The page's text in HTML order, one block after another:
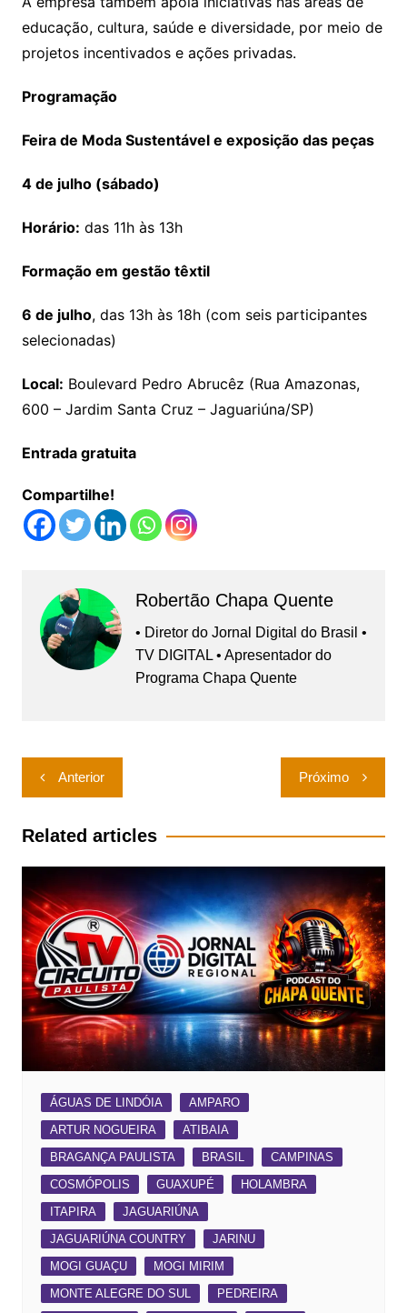
educação, cultura, saúde e diversidade, por meio de
projetos incentivados e ações privadas.
Programação
Feira de Moda Sustentável e exposição das peças
4 de julho (sábado)
Horário: das 11h às 13h
Formação em gestão têxtil
6 de julho, das 13h às 18h (com seis participantes
selecionadas)
Local: Boulevard Pedro Abrucêz (Rua Amazonas,
600 – Jardim Santa Cruz – Jaguariúna/SP)
Entrada gratuita
Compartilhe!
Robertão Chapa Quente
• Diretor do Jornal Digital do Brasil •
TV DIGITAL • Apresentador do
Programa Chapa Quente
Navegação
de
Post
Anterior Próximo
Related articles
ÁGUAS DE LINDÓIA
AMPARO
ARTUR NOGUEIRA
ATIBAIA
BRAGANÇA PAULISTA
BRASIL
CAMPINAS
COSMÓPOLIS
GUAXUPÉ
HOLAMBRA
ITAPIRA
JAGUARIÚNA
JAGUARIÚNA COUNTRY
JARINU
MOGI GUAÇU
MOGI MIRIM
MONTE ALEGRE DO SUL
PEDREIRA